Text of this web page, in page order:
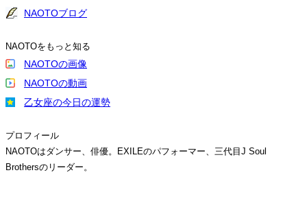
NAOTOブログ
NAOTOをもっと知る
NAOTOの画像
NAOTOの動画
乙女座の今日の運勢
プロフィール
NAOTOはダンサー、俳優。EXILEのパフォーマー、三代目J Soul
Brothersのリーダー。